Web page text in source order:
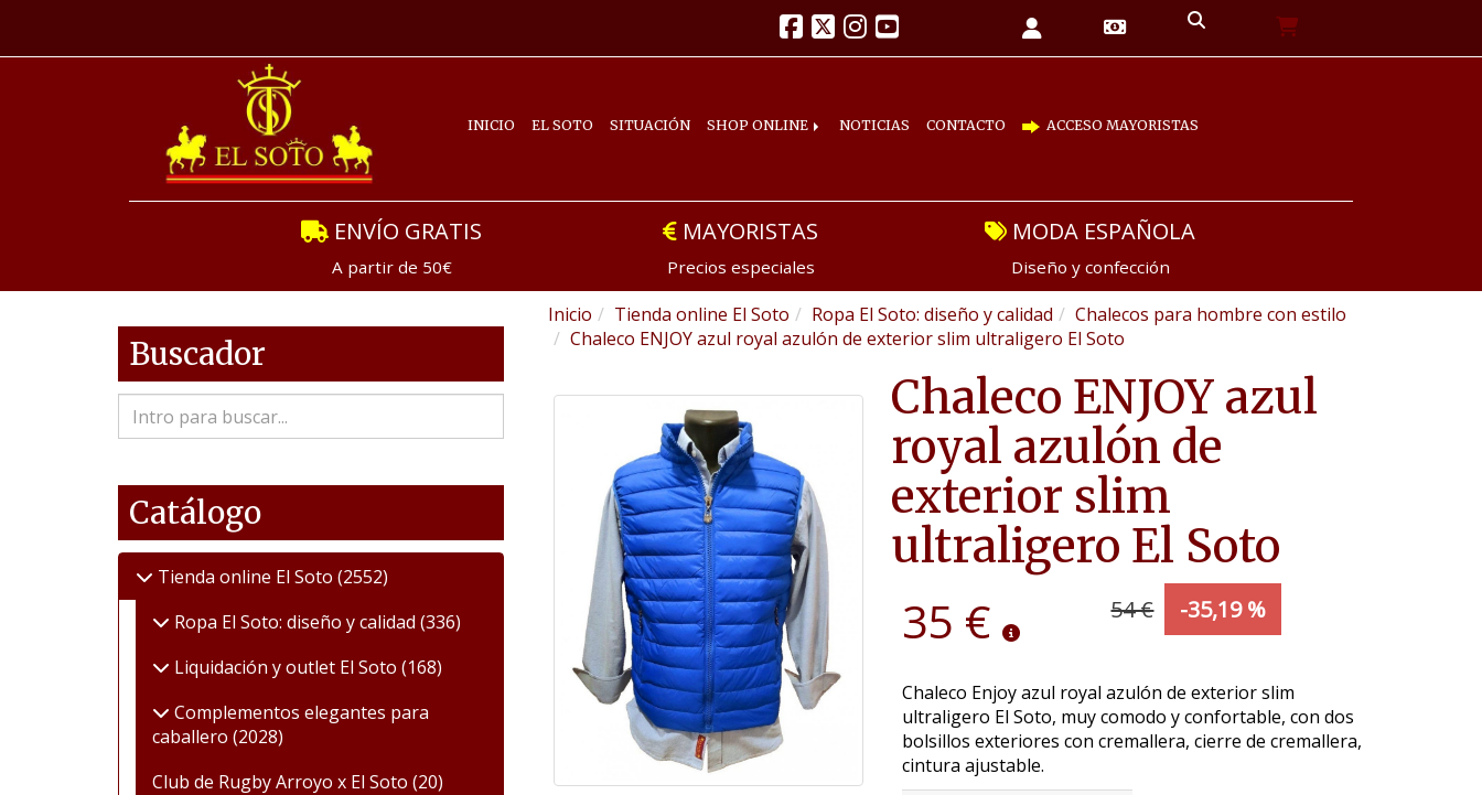
INICIO EL SOTO SITUACIÓN SHOP ONLINE NOTICIAS CONTACTO ACCESO MAYORISTAS
ENVÍO GRATIS
A partir de 50€
MAYORISTAS
Precios especiales
MODA ESPAÑOLA
Diseño y confección
Inicio Tienda online El Soto Ropa El Soto: diseño y calidad
Chalecos para hombre con estilo
Chaleco ENJOY azul royal azulón de exterior slim ultraligero El Soto
Chaleco ENJOY azul
royal azulón de
exterior slim
ultraligero El Soto
35 € 54 € -35,19 %
Chaleco Enjoy azul royal azulón de exterior slim
ultraligero El Soto, muy comodo y confortable, con dos
bolsillos exteriores con cremallera, cierre de cremallera,
cintura ajustable.
Buscador
Catálogo
Tienda online El Soto (2552)
Ropa El Soto: diseño y calidad (336)
Liquidación y outlet El Soto (168)
Complementos elegantes para
caballero (2028)
Club de Rugby Arroyo x El Soto (20)